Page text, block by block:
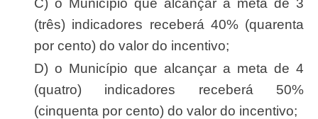
c) o Município que alcançar a meta de 3
(três) indicadores receberá 40% (quarenta
por cento) do valor do incentivo;
d) o Município que alcançar a meta de 4
(quatro) indicadores receberá 50%
(cinquenta por cento) do valor do incentivo;